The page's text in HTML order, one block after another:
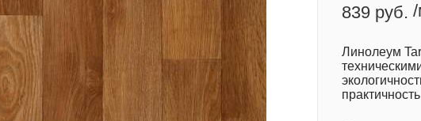
839 руб.
Линолеум
практичность